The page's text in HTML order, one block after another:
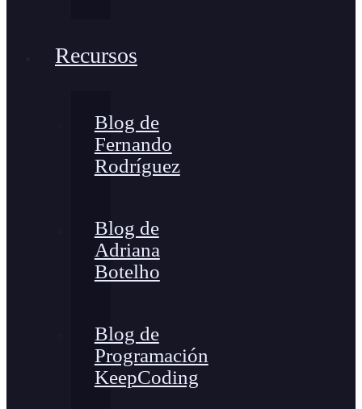
Recursos
Blog de
Fernando
Rodríguez
Blog de
Adriana
Botelho
Blog de
Programación
KeepCoding